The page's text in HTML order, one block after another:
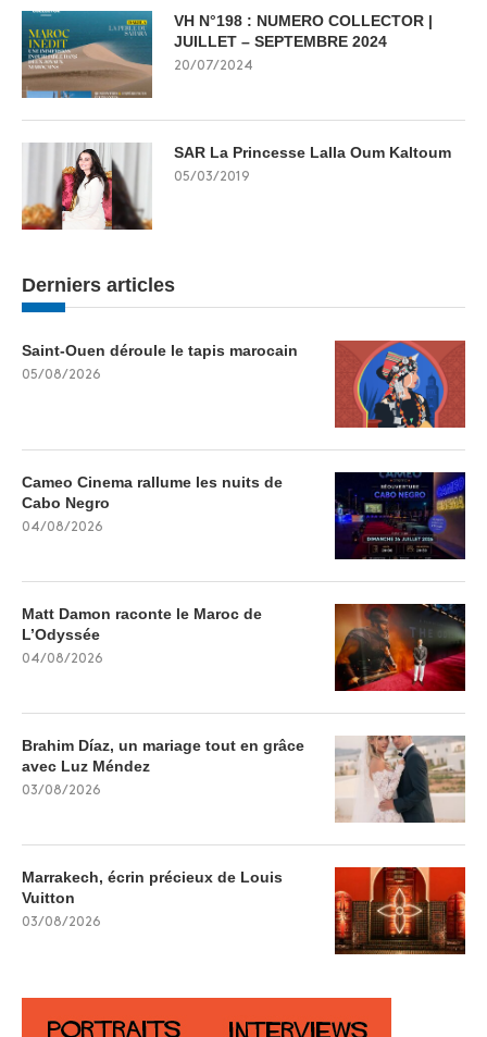
VH N°198 : NUMERO COLLECTOR |
JUILLET – SEPTEMBRE 2024
20/07/2024
SAR La Princesse Lalla Oum Kaltoum
05/03/2019
Derniers articles
Saint-Ouen déroule le tapis marocain
05/08/2026
Cameo Cinema rallume les nuits de
Cabo Negro
04/08/2026
Matt Damon raconte le Maroc de
L’Odyssée
04/08/2026
Brahim Díaz, un mariage tout en grâce
avec Luz Méndez
03/08/2026
Marrakech, écrin précieux de Louis
Vuitton
03/08/2026